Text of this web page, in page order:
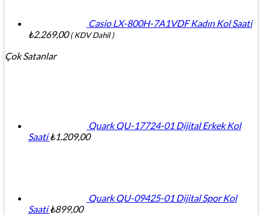
Casio LX-800H-7A1VDF Kadın Kol Saati
₺2.269,00 ( KDV Dahil )
Çok Satanlar
Quark QU-17724-01 Dijital Erkek Kol
Saati ₺1.209,00
Quark QU-09425-01 Dijital Spor Kol
Saati ₺899,00